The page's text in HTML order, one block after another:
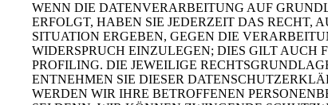
WENN DIE DATENVERARBEITUNG AUF
ERFOLGT, HABEN SIE JEDERZEIT DAS RECHT,
SITUATION ERGEBEN, GEGEN DIE
WIDERSPRUCH EINZULEGEN; DIES GILT AUCH
PROFILING. DIE JEWEILIGE
ENTNEHMEN SIE DIESER
WERDEN WIR IHRE BETROFFENEN